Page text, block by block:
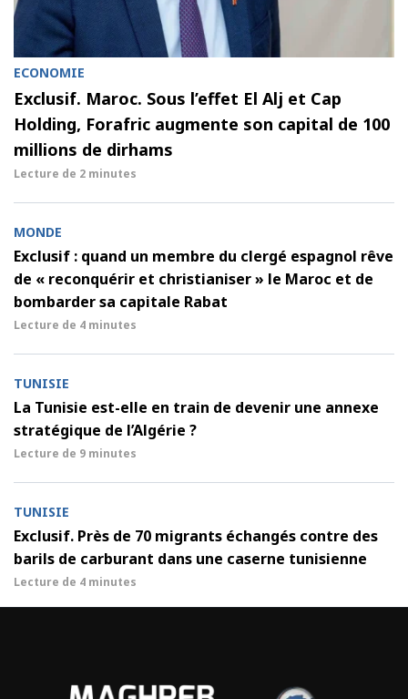
ECONOMIE
Exclusif. Maroc. Sous l’effet El Alj et Cap
Holding, Forafric augmente son capital de 100
millions de dirhams
Lecture de 2 minutes
MONDE
Exclusif : quand un membre du clergé espagnol rêve
de « reconquérir et christianiser » le Maroc et de
bombarder sa capitale Rabat
Lecture de 4 minutes
TUNISIE
La Tunisie est-elle en train de devenir une annexe
stratégique de l’Algérie ?
Lecture de 9 minutes
TUNISIE
Exclusif. Près de 70 migrants échangés contre des
barils de carburant dans une caserne tunisienne
Lecture de 4 minutes